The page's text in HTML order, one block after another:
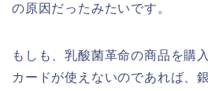
の原因だったみたいです。
もしも、乳酸菌革命の商品を購
カードが使えないのであれば、